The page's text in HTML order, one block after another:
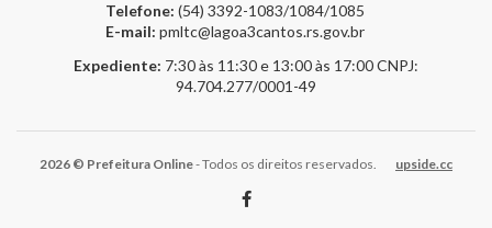
Telefone: (54) 3392-1083/1084/1085
E-mail: pmltc@lagoa3cantos.rs.gov.br
Expediente: 7:30 às 11:30 e 13:00 às 17:00CNPJ:
94.704.277/0001-49
2026 © Prefeitura Online- Todos os direitos reservados. upside.cc